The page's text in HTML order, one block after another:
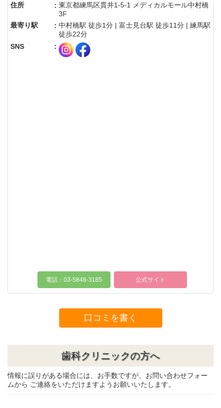
住所
: 東京都練馬区貫井1-5-1 メディカルモール中村橋
3F
最寄り駅
: 中村橋駅 徒歩1分 | 富士見台駅 徒歩11分 | 練馬駅
徒歩22分
SNS
:
電話：03-5848-3185 公式サイト
口コミを書く
歯科クリニックの方へ
情報に誤りがある場合には、お手数ですが、お問い合わせフォー
ムから ご連絡をいただけますようお願いいたします。